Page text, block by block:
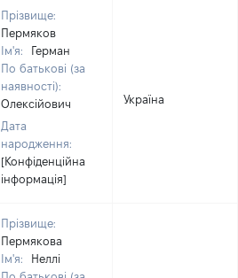
Прізвище:
Пермяков
Ім'я:
Герман
По батькові (за
наявності):
Олексійович
Дата
народження:
[Конфіденційна
інформація]
Україна
Прізвище:
Пермякова
Ім'я:
Неллі